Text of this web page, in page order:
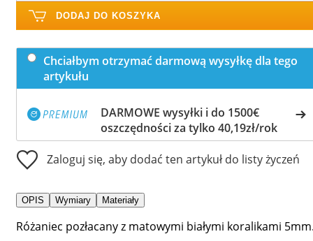
DODAJ DO KOSZYKA
Chciałbym otrzymać darmową wysyłkę dla tego
artykułu
DARMOWE wysyłki i do 1500€
oszczędności za tylko 40,19zł/rok
Zaloguj się, aby dodać ten artykuł do listy życzeń
OPIS Wymiary Materiały
Różaniec pozłacany z matowymi białymi koralikami